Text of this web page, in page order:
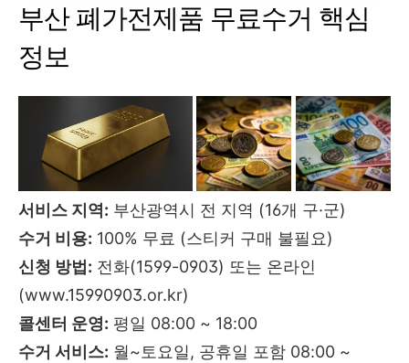
부산 폐가전제품 무료수거 핵심
정보
서비스 지역: 부산광역시 전 지역 (16개 구·군)
수거 비용: 100% 무료 (스티커 구매 불필요)
신청 방법: 전화(1599-0903) 또는 온라인
(www.15990903.or.kr)
콜센터 운영: 평일 08:00 ~ 18:00
수거 서비스: 월~토요일, 공휴일 포함 08:00 ~